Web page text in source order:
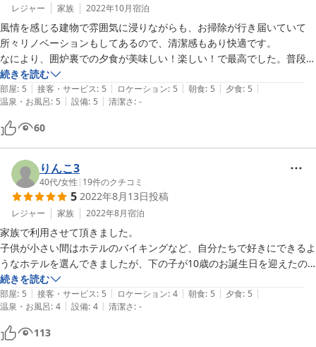
レジャー 家族 2022年10月宿泊
風情を感じる建物で雰囲気に浸りながらも、お掃除が行き届いていて
所々リノベーションもしてあるので、清潔感もあり快適です。
なにより、囲炉裏での夕食が美味しい！楽しい！で最高でした。普段は
偏食で小食な子供たちが、大喜びで驚くほどたくさん食べました。
お風呂のお湯もとろりとして、お肌がすべすべになり、火傷の傷が腕に
あったのですが、とてもなめらかになり感動しました。
女将さんや従業員さんたちのあたたかで細やかな気配りがありがたかっ
たです。初めて訪れた福島が大好きになりました、是非また伺いたいで
す。
続きを読む
部屋: 5 | 接客・サービス: 5 | ロケーション: 5 | 朝食: 5 | 夕食: 5 |
温泉・お風呂: 5 | 設備: 5 | 清潔さ: -
60
りんこ3
40代/女性 | 19件のクチコミ
5 2022年8月13日投稿
レジャー 家族 2022年8月宿泊
家族で利用させて頂きました。
子供が小さい間はホテルのバイキングなど、自分たちで好きにできるよ
うなホテルを選んできましたが、下の子が10歳のお誕生日を迎えたの
で、お祝いがてら大人な旅をさせたいなと。
囲炉裏初体験は、家族全員でとても素敵な時間を過ごせました。
教科書や絵本に出てくる世界だねー！と子供たちも大喜び。なかなかで
きない貴重な体験でした。
続きを読む
部屋: 5 | 接客・サービス: 5 | ロケーション: 4 | 朝食: 5 | 夕食: 5 |
温泉・お風呂: 4 | 設備: 4 | 清潔さ: -
113